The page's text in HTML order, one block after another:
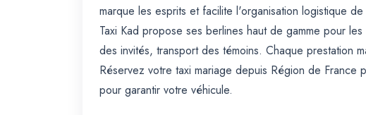
marque les esprits et facilite l'organisation logistique
Taxi Kad propose ses berlines haut de gamme pour
des invités, transport des témoins. Chaque prestation
Réservez votre taxi mariage depuis Région de France
pour garantir votre véhicule.